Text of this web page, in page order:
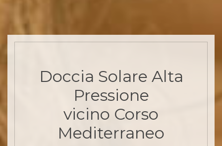
Doccia Solare Alta
Pressione
vicino Corso
Mediterraneo